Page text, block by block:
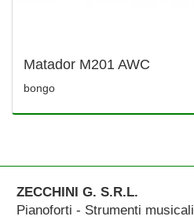
Matador M201 AWC
bongo
ZECCHINI G. S.R.L.
Pianoforti - Strumenti musicali